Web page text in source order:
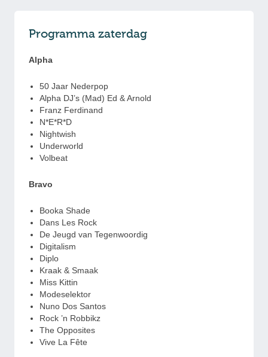
Programma zaterdag
Alpha
50 Jaar Nederpop
Alpha DJ’s (Mad) Ed & Arnold
Franz Ferdinand
N*E*R*D
Nightwish
Underworld
Volbeat
Bravo
Booka Shade
Dans Les Rock
De Jeugd van Tegenwoordig
Digitalism
Diplo
Kraak & Smaak
Miss Kittin
Modeselektor
Nuno Dos Santos
Rock ’n Robbikz
The Opposites
Vive La Fête